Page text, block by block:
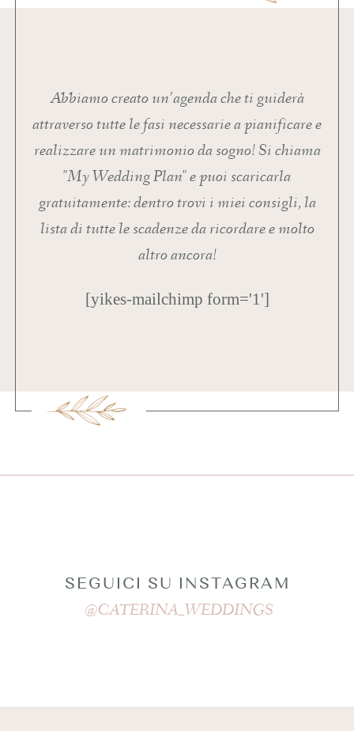
Abbiamo creato un’agenda che ti guiderà
attraverso tutte le fasi necessarie a pianificare e
realizzare un matrimonio da sogno! Si chiama
"My Wedding Plan" e puoi scaricarla
gratuitamente: dentro trovi i miei consigli, la
lista di tutte le scadenze da ricordare e molto
altro ancora!
[yikes-mailchimp form='1']
SEGUICI SU INSTAGRAM
@CATERINA_WEDDINGS